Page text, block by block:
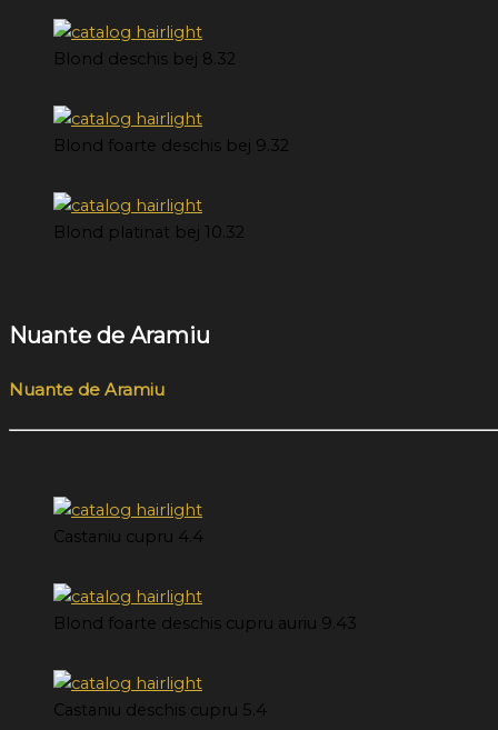
Blond deschis bej 8.32
Blond foarte deschis bej 9.32
Blond platinat bej 10.32
Nuante de Aramiu
Nuante de Aramiu
Castaniu cupru 4.4
Blond foarte deschis cupru auriu 9.43
Castaniu deschis cupru 5.4